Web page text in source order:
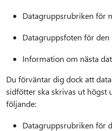
Datagruppsrubriken för
Datagruppsfoten för
Information om nästa
Du förväntar dig dock att
sidfötter ska skrivas ut högst
följande:
Datagruppsrubriken för